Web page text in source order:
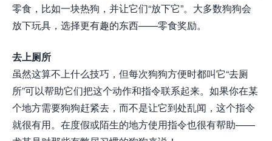
零食，比如一块热狗，并让它们“放下它”。大多数狗狗会
放下玩具，选择更有趣的东西——零食奖励。
去上厕所
虽然这算不上什么技巧，但每次狗狗方便时都叫它“去厕
所”可以帮助它们把这个动作和指令联系起来。如果你在某
个地方需要狗狗赶紧去，而不是让它到处乱闻，这个指令
就很有用。在度假或陌生的地方使用指令也很有帮助——